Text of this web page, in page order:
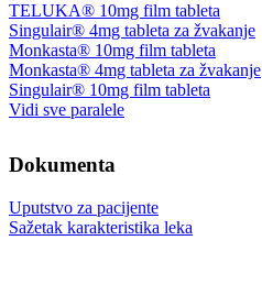
TELUKA® 10mg film tableta
Singulair® 4mg tableta za žvakanje
Monkasta® 10mg film tableta
Monkasta® 4mg tableta za žvakanje
Singulair® 10mg film tableta
Vidi sve paralele
Dokumenta
Uputstvo za pacijente
Sažetak karakteristika leka